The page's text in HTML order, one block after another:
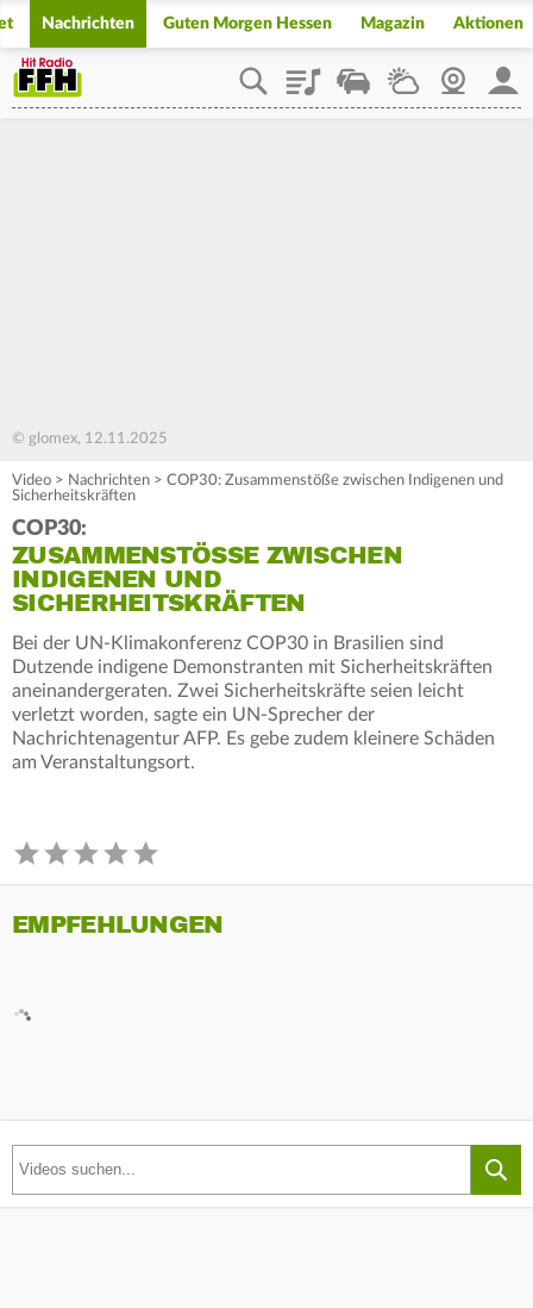
Nachrichten Guten Morgen Hessen Magazin Aktionen
PlaylistStaupilotWetterWebcam
© glomex, 12.11.2025
Video > Nachrichten > COP30: Zusammenstöße zwischen Indigenen und
Sicherheitskräften
COP30:
ZUSAMMENSTÖSSE ZWISCHEN I
NDIGENEN UND S
ICHERHEITSKRÄFTEN
Bei der UN-Klimakonferenz COP30 in Brasilien sind
Dutzende indigene Demonstranten mit Sicherheitskräften
aneinandergeraten. Zwei Sicherheitskräfte seien leicht
verletzt worden, sagte ein UN-Sprecher der
Nachrichtenagentur AFP. Es gebe zudem kleinere Schäden
am Veranstaltungsort.
EMPFEHLUNGEN